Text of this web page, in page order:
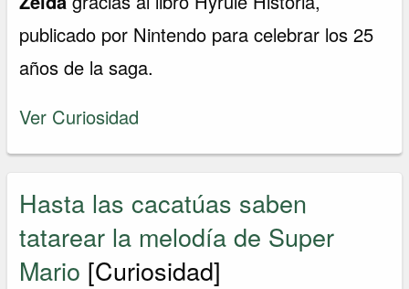
publicado por Nintendo para celebrar los 25
años de la saga.
Ver Curiosidad
Hasta las cacatúas saben
tatarear la melodía de Super
Mario [Curiosidad]